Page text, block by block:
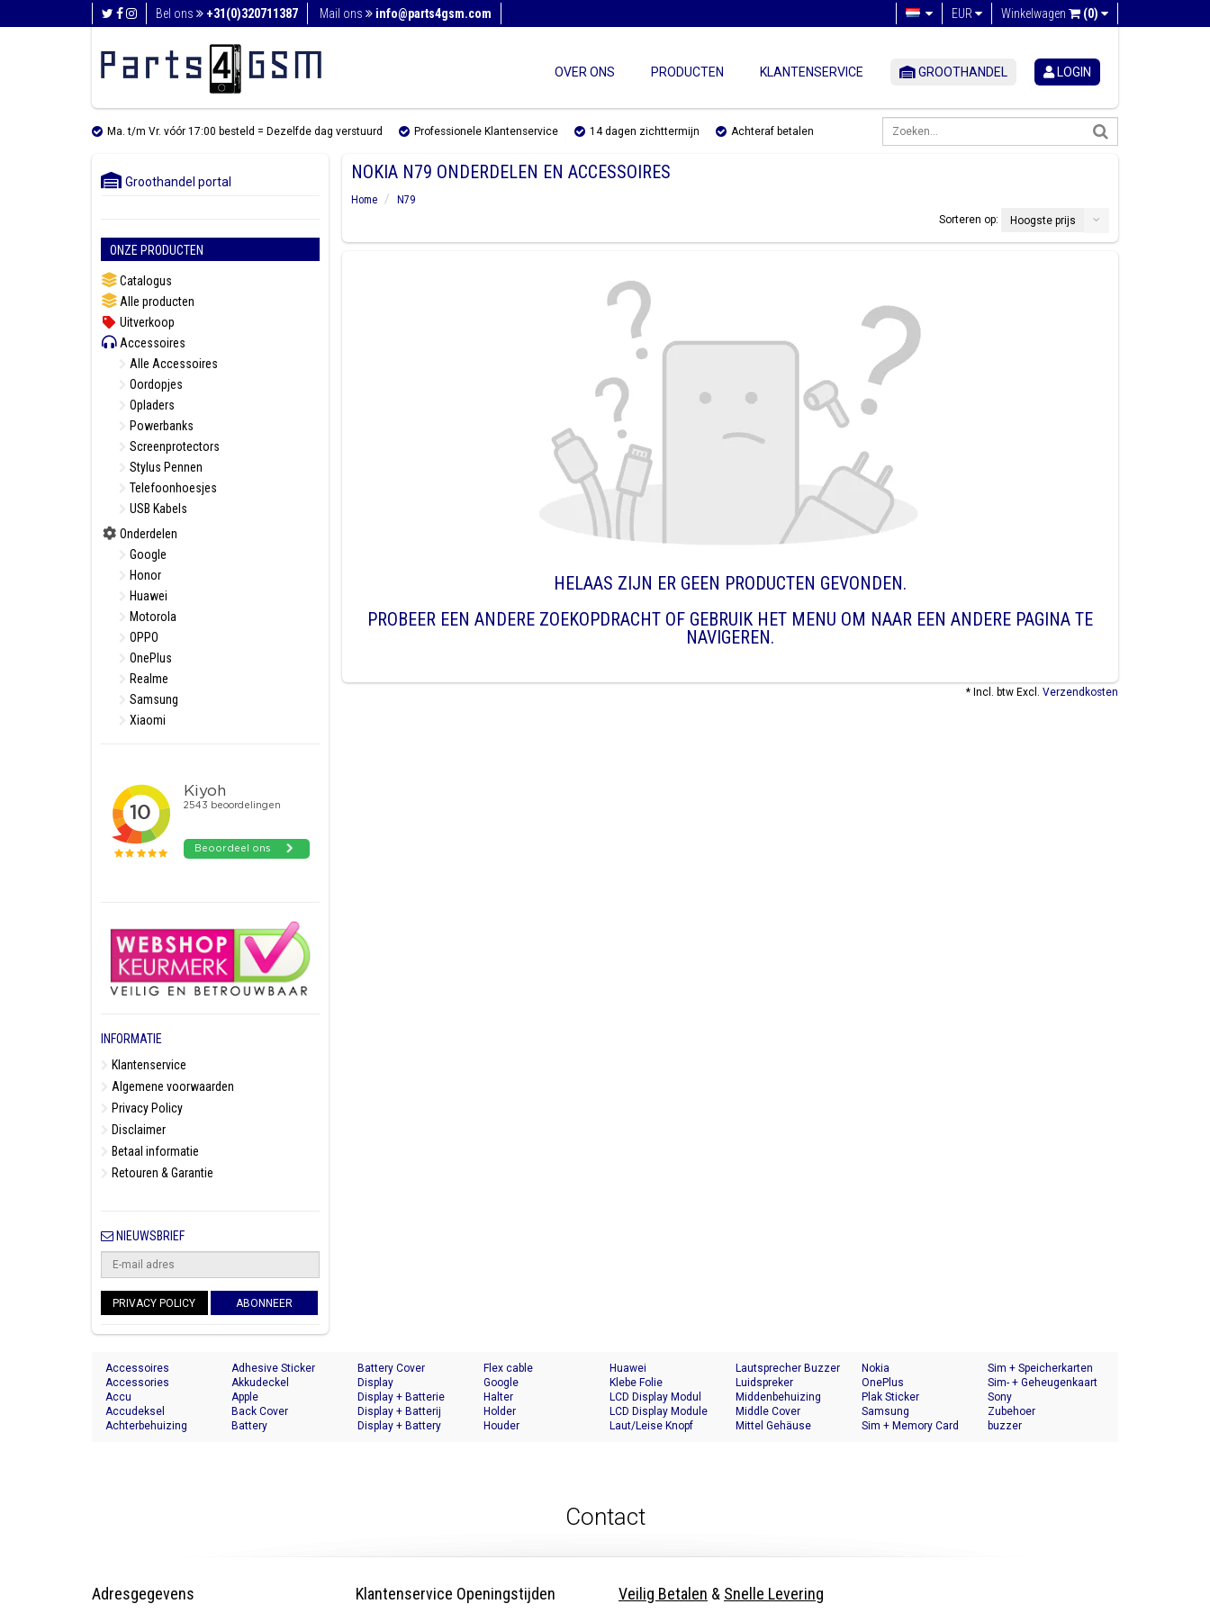
Bel ons +31(0)320711387 Mail ons info@parts4gsm.com Winkelwagen (0)
EUR
OVER ONS PRODUCTEN KLANTENSERVICE GROOTHANDEL LOGIN
Ma. t/m Vr. vóór 17:00 besteld = Dezelfde dag verstuurd Professionele Klantenservice 14 dagen zichttermijn Achteraf betalen
Groothandel portal
ONZE PRODUCTEN
Catalogus
Alle producten
Uitverkoop
Accessoires
Alle Accessoires
Oordopjes
Opladers
Powerbanks
Screenprotectors
Stylus Pennen
Telefoonhoesjes
USB Kabels
Onderdelen
Google
Honor
Huawei
Motorola
OPPO
OnePlus
Realme
Samsung
Xiaomi
INFORMATIE
Klantenservice
Algemene voorwaarden
Privacy Policy
Disclaimer
Betaal informatie
Retouren & Garantie
NIEUWSBRIEF
PRIVACY POLICY ABONNEER
NOKIA N79 ONDERDELEN EN ACCESSOIRES
Home
N79
Sorteren op:
Hoogste prijs
HELAAS ZIJN ER GEEN PRODUCTEN GEVONDEN.
PROBEER EEN ANDERE ZOEKOPDRACHT OF GEBRUIK HET MENU OM NAAR EEN ANDERE PAGINA TE
NAVIGEREN.
* Incl. btw Excl. Verzendkosten
Accessoires
Accessories
Accu
Accudeksel
Achterbehuizing
Adhesive Sticker
Akkudeckel
Apple
Back Cover
Battery
Battery Cover
Display
Display + Batterie
Display + Batterij
Display + Battery
Flex cable
Google
Halter
Holder
Houder
Huawei
Klebe Folie
LCD Display Modul
LCD Display Module
Laut/Leise Knopf
Lautsprecher Buzzer
Luidspreker
Middenbehuizing
Middle Cover
Mittel Gehäuse
Nokia
OnePlus
Plak Sticker
Samsung
Sim + Memory Card
Sim + Speicherkarten
Halter
Sim- + Geheugenkaart
Houder
Sony
Zubehoer
buzzer
Contact
Adresgegevens Klantenservice Openingstijden Veilig Betalen & Snelle Levering